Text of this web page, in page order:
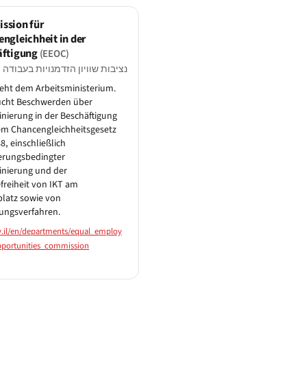
für
in der
(EEOC)
נציבות שוויון הזדמנויות בעבודה
dem Arbeitsministerium.
Beschwerden über
in der Beschäftigung
Chancengleichheitsgesetz
einschließlich
und der
von IKT am
sowie von
en/departments/equal_employ